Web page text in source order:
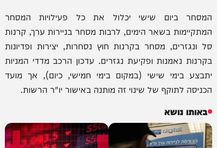
המסחר ביום שישי יכלול את כל פעילויות המסחר
המתקיימות בשאר הימים, לרבות מסחר בניירות ערך, קרנות
סל ונגזרים, מסחר בקרנות חוץ נסחרות, יצירות ופדיונות
בקרנות נאמנות ופקיעת נגזרים. עדכון הרכב מדדי המניות
יתבצע בימי שישי (במקום בימי חמישי, כיום), אך מועד
הכניסה לתוקף של שינוי זה מותנה באישור יו"ר הרשות.
באותו נושא